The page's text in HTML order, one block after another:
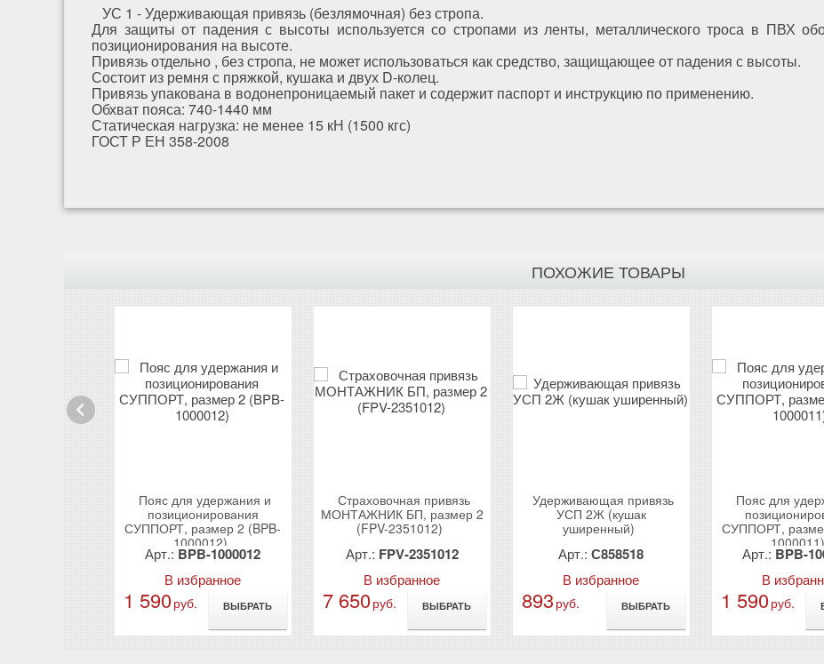
УС 1 - Удерживающая привязь (безлямочная) без стропа.
Для защиты от падения с высоты используется со стропами из ленты, металлического троса в ПВХ
позиционирования на высоте.
Привязь отдельно , без стропа, не может использоваться как средство, защищающее от падения с высоты.
Состоит из ремня с пряжкой, кушака и двух D-колец.
Привязь упакована в водонепроницаемый пакет и содержит паспорт и инструкцию по применению.
Обхват пояса: 740-1440 мм
Статическая нагрузка: не менее 15 кН (1500 кгс)
ГОСТ Р ЕН 358-2008
ПОХОЖИЕ ТОВАРЫ
Пояс для удержания и
позиционирования
СУППОРТ, размер 2 (BPB-
1000012)
Арт.: BPB-1000012
В избранное
1 590руб. ВЫБРАТЬ
Страховочная привязь
МОНТАЖНИК БП, размер 2
(FPV-2351012)
Арт.: FPV-2351012
В избранное
7 650руб. ВЫБРАТЬ
Удерживающая привязь
УСП 2Ж (кушак
уширенный)
Арт.: С858518
В избранное
893 руб. ВЫБРАТЬ
Пояс для
СУППОРТ,
1000011)
Арт.: BPB-
В
1 590руб.